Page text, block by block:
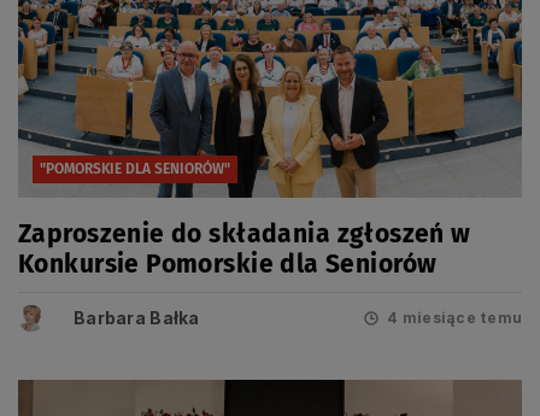
"POMORSKIE DLA SENIORÓW"
Zaproszenie do składania zgłoszeń w
Konkursie Pomorskie dla Seniorów
Barbara Bałka 4 miesiące temu